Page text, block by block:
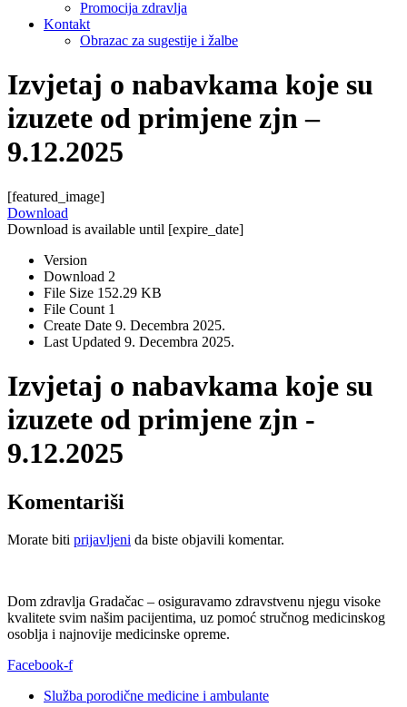
Promocija zdravlja
Kontakt
Obrazac za sugestije i žalbe
Izvjetaj o nabavkama koje su
izuzete od primjene zjn –
9.12.2025
[featured_image]
Download
Download is available until [expire_date]
Version
Download 2
File Size 152.29 KB
File Count 1
Create Date 9. Decembra 2025.
Last Updated 9. Decembra 2025.
Izvjetaj o nabavkama koje su
izuzete od primjene zjn -
9.12.2025
Komentariši
Morate biti prijavljeni da biste objavili komentar.
Dom zdravlja Gradačac – osiguravamo zdravstvenu njegu visoke
kvalitete svim našim pacijentima, uz pomoć stručnog medicinskog
osoblja i najnovije medicinske opreme.
Facebook-f
Služba porodične medicine i ambulante